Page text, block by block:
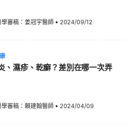
審稿： 姜冠宇醫師 • 2024/09/12
、濕疹、乾癬？差別在哪一次弄
審稿： 賴建翰醫師 • 2024/04/09